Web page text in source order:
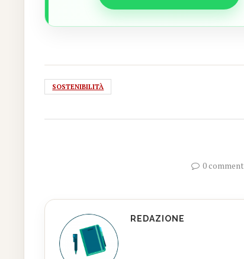
SOSTENIBILITÀ
0
REDAZIONE